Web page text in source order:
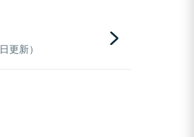
更新）